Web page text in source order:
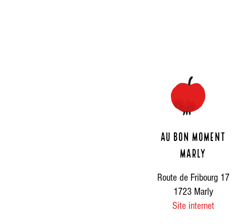
Au bon moment
Marly
Route de Fribourg 17
1723 Marly
Site internet